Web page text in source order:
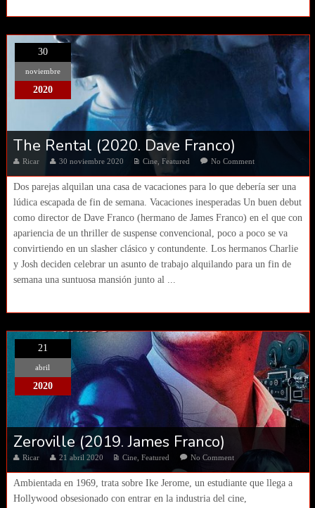
30
noviembre
2020
The Rental (2020. Dave Franco)
Ricar 30 noviembre 2020 Cine, Featured No Comment
Dos parejas alquilan una casa de vacaciones para lo que debería ser una
lúdica escapada de fin de semana. Vacaciones inesperadas Un buen debut
como director de Dave Franco (hermano de James Franco) en el que con
apariencia de un thriller de suspense convencional, poco a poco se va
convirtiendo en un slasher clásico y contundente. Los hermanos Charlie
y Josh deciden celebrar un asunto de trabajo alquilando para un fin de
semana una suntuosa mansión junto al ...
21
abril
2020
Zeroville (2019. James Franco)
Ricar 21 abril 2020 Cine, Featured No Comment
Ambientada en 1969, trata sobre Ike Jerome, un estudiante que llega a
Hollywood obsesionado con entrar en la industria del cine,